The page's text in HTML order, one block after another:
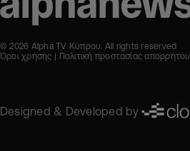
© 2026 Alpha TV Κύπρου. All rights reserved
Όροι χρήσης
Πολιτική προστασίας απορρήτου
Designed & Developed by